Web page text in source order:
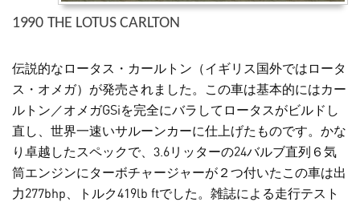
1990 THE LOTUS CARLTON
伝説的なロータス・カールトン（イギリス国外ではロータ
ス・オメガ）が発売されました。この車は基本的にはカー
ルトン／オメガGSiを完全にバラしてロータスがビルドし
直し、世界一速いサルーンカーに仕上げたものです。かな
り卓越したスペックで、3.6リッターの24バルブ直列６気
筒エンジンにターボチャージャーが２つ付いたこの車は出
力277bhp、トルク419lb ftでした。雑誌による走行テスト